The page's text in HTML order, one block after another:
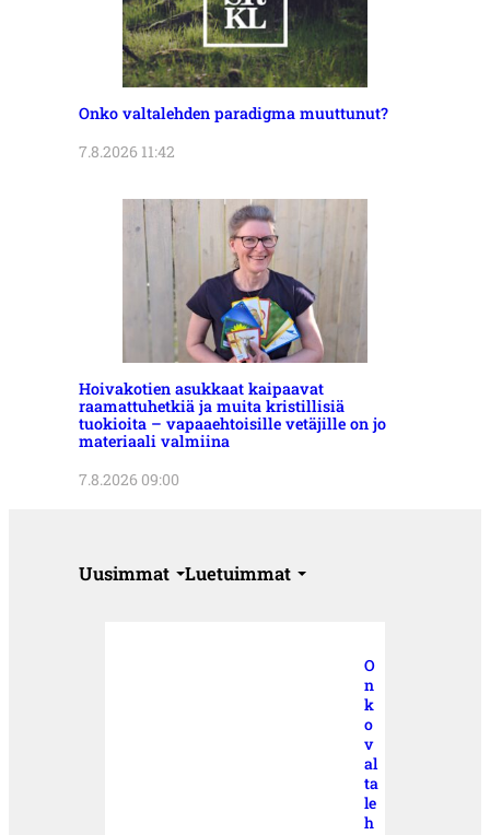
Onko valtalehden paradigma muuttunut?
7.8.2026 11:42
Hoivakotien asukkaat kaipaavat
raamattuhetkiä ja muita kristillisiä
tuokioita – vapaaehtoisille vetäjille on jo
materiaali valmiina
7.8.2026 09:00
Uusimmat Luetuimmat
O
n
k
o
v
al
ta
le
h